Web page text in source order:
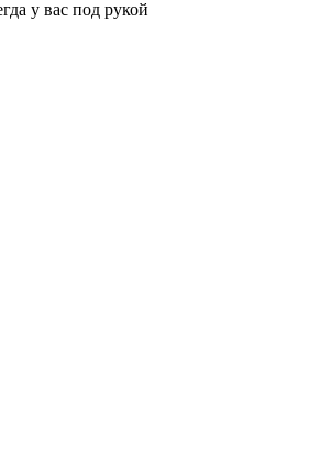
у вас под рукой